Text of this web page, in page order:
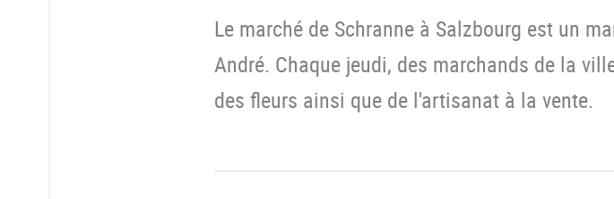
Le marché de Schranne à Salzbourg est un
André. Chaque jeudi, des marchands de la
des fleurs ainsi que de l'artisanat à la vente.